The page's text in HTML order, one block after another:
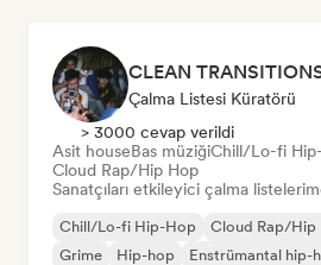
CLEAN
Çalma Listesi Küratörü
> 3000 cevap verildi
Asit houseBas müziğiChill/Lo-fi
Cloud Rap/Hip Hop
Sanatçıları etkileyici çalma
Chill/Lo-fi Hip-Hop Cloud Rap/Hip
Grime
Hip-hop Enstrümantal hip-